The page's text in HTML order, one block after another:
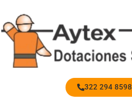
322 294 8598